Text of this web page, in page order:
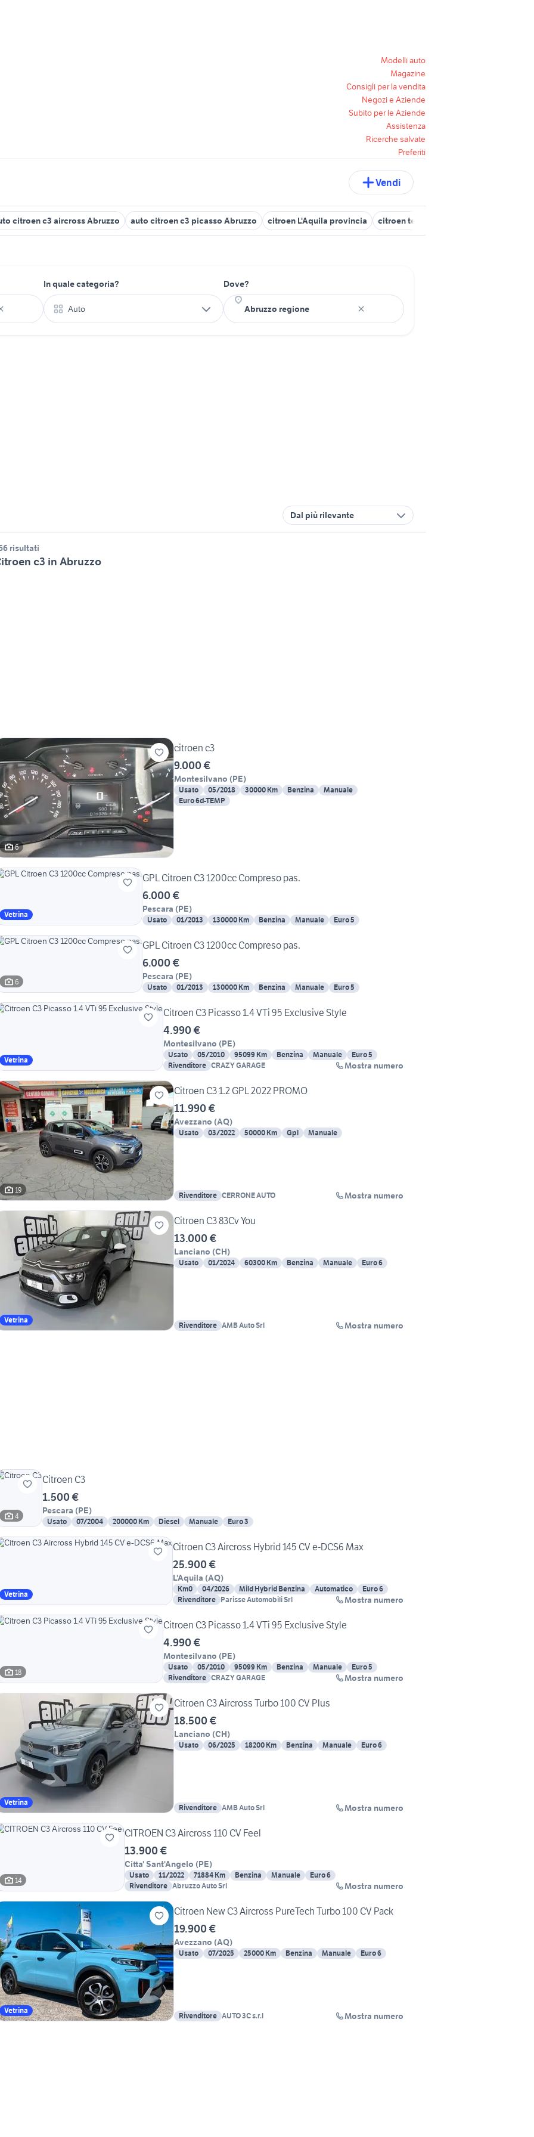
Modelli auto
Magazine
Consigli per la vendita
Negozi e Aziende
Subito per le Aziende
Assistenza
Ricerche salvate
Preferiti
Vendi
citroen c3 aircross Abruzzo auto citroen c3 picasso Abruzzo citroen L'Aquila provincia citroen teramo
In quale categoria?
Auto
Dove?
Dal più rilevante
risultati
c3 in Abruzzo
6
citroen c3
9.000 €
Montesilvano (PE)
Usato 05/2018 30000 Km Benzina
Manuale
Euro 6d-TEMP
Vetrina
GPL Citroen C3 1200cc Compreso pas.
6.000 €
Pescara (PE)
Usato 01/2013 130000 Km Benzina Manuale Euro 5
6
GPL Citroen C3 1200cc Compreso pas.
6.000 €
Pescara (PE)
Usato 01/2013 130000 Km Benzina Manuale Euro 5
Vetrina
Citroen C3 Picasso 1.4 VTi 95 Exclusive Style
4.990 €
Montesilvano (PE)
Usato 05/2010 95099 Km Benzina Manuale
Euro 5
Rivenditore CRAZY GARAGE Mostra numero
19
Citroen C3 1.2 GPL 2022 PROMO
11.990 €
Avezzano (AQ)
Usato 03/2022 50000 Km Gpl Manuale
Rivenditore CERRONE AUTO Mostra numero
Vetrina
Citroen C3 83Cv You
13.000 €
Lanciano (CH)
Usato 01/2024 60300 Km Benzina Manuale Euro 6
Rivenditore AMB Auto Srl Mostra numero
4
Citroen C3
1.500 €
Pescara (PE)
Usato 07/2004 200000 Km Diesel Manuale Euro 3
Vetrina
Citroen C3 Aircross Hybrid 145 CV e-DCS6 Max
25.900 €
L'Aquila (AQ)
Km0 04/2026 Mild Hybrid Benzina Automatico
Euro 6
Rivenditore Parisse Automobili Srl Mostra numero
18
Citroen C3 Picasso 1.4 VTi 95 Exclusive Style
4.990 €
Montesilvano (PE)
Usato 05/2010 95099 Km Benzina Manuale
Euro 5
Rivenditore CRAZY GARAGE Mostra numero
Vetrina
Citroen C3 Aircross Turbo 100 CV Plus
18.500 €
Lanciano (CH)
Usato 06/2025 18200 Km Benzina Manuale Euro 6
Rivenditore AMB Auto Srl Mostra numero
14
CITROEN C3 Aircross 110 CV Feel
13.900 €
Citta' Sant'Angelo (PE)
Usato 11/2022 71884 Km Benzina Manuale
Euro 6
Rivenditore Abruzzo Auto Srl Mostra numero
Vetrina
Citroen New C3 Aircross PureTech Turbo 100 CV Pack
19.900 €
Avezzano (AQ)
Usato 07/2025 25000 Km Benzina Manuale Euro 6
Rivenditore AUTO 3C s.r.l Mostra numero